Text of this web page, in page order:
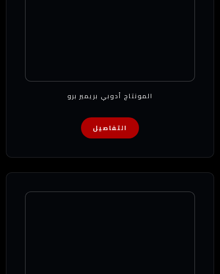
المونتاج أدوبي بريمير برو
التفاصيل